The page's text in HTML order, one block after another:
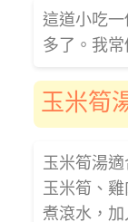
這道小吃
多了。我
玉米筍
玉米筍湯
玉米筍、
煮滾水，